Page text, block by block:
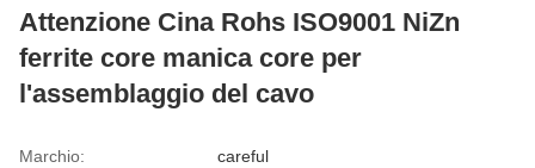
Attenzione Cina Rohs ISO9001 NiZn
ferrite core manica core per
l'assemblaggio del cavo
Marchio: careful